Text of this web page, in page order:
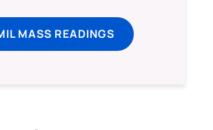
MASS READINGS